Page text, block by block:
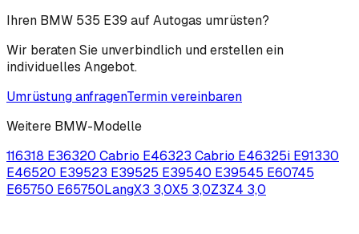
Ihren BMW 535 E39 auf Autogas umrüsten?
Wir beraten Sie unverbindlich und erstellen ein
individuelles Angebot.
Umrüstung anfragenTermin vereinbaren
Weitere BMW-Modelle
116318 E36320 Cabrio E46323 Cabrio E46325i E91330
E46520 E39523 E39525 E39540 E39545 E60745
E65750 E65750LangX3 3,0X5 3,0Z3Z4 3,0